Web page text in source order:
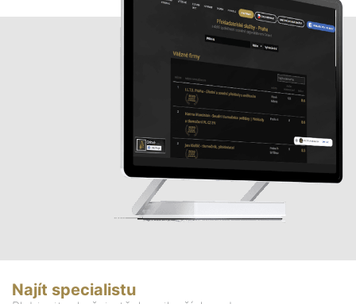
Najít specialistu